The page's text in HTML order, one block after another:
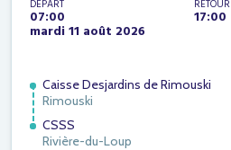
DÉPART
07:00
mardi 11 août 2026
RETOUR
17:00
Caisse Desjardins de Rimouski
Rimouski
CSSS
Rivière-du-Loup